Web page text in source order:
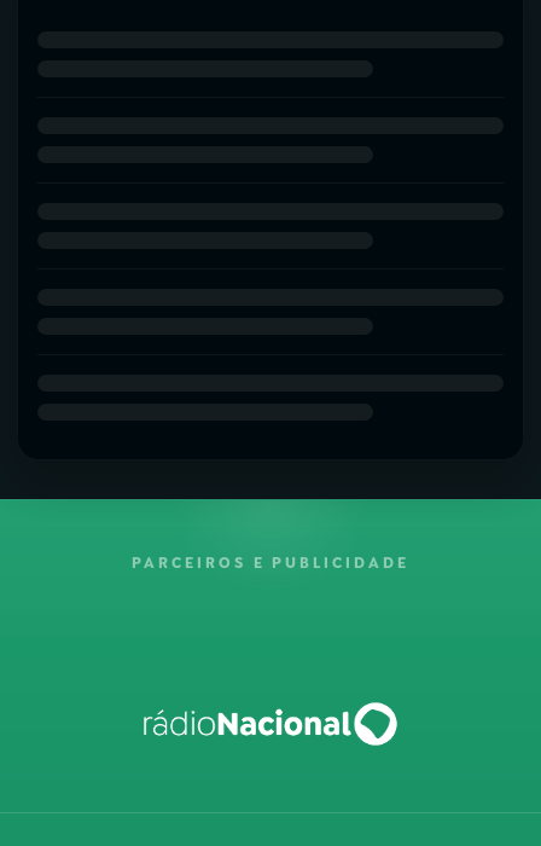
PARCEIROS E PUBLICIDADE